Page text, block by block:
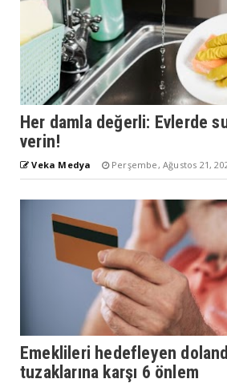
Her damla değerli: Evlerde
verin!
Veka Medya Perşembe, Ağustos 21,
Emeklileri hedefleyen
tuzaklarına karşı 6 önlem